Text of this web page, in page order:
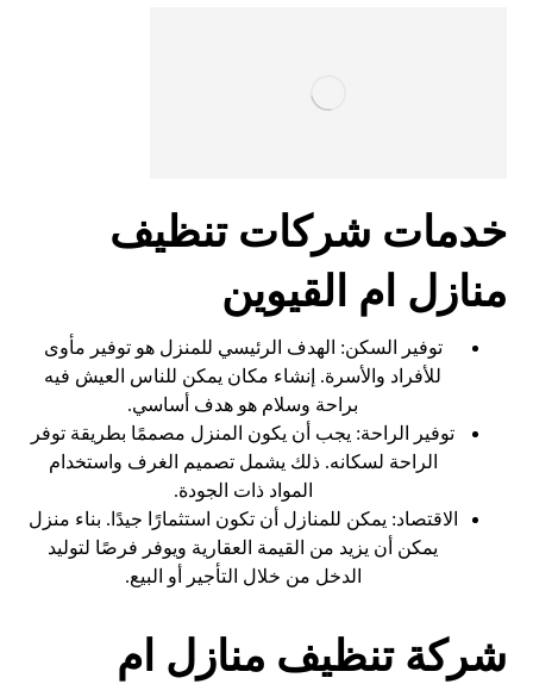
خدمات شركات تنظيف
منازل ام القيوين
توفير السكن: الهدف الرئيسي للمنزل هو توفير مأوى
للأفراد والأسرة. إنشاء مكان يمكن للناس العيش فيه
براحة وسلام هو هدف أساسي.
توفير الراحة: يجب أن يكون المنزل مصممًا بطريقة توفر
الراحة لسكانه. ذلك يشمل تصميم الغرف واستخدام
المواد ذات الجودة.
الاقتصاد: يمكن للمنازل أن تكون استثمارًا جيدًا. بناء منزل
يمكن أن يزيد من القيمة العقارية ويوفر فرصًا لتوليد
الدخل من خلال التأجير أو البيع.
شركة تنظيف منازل ام